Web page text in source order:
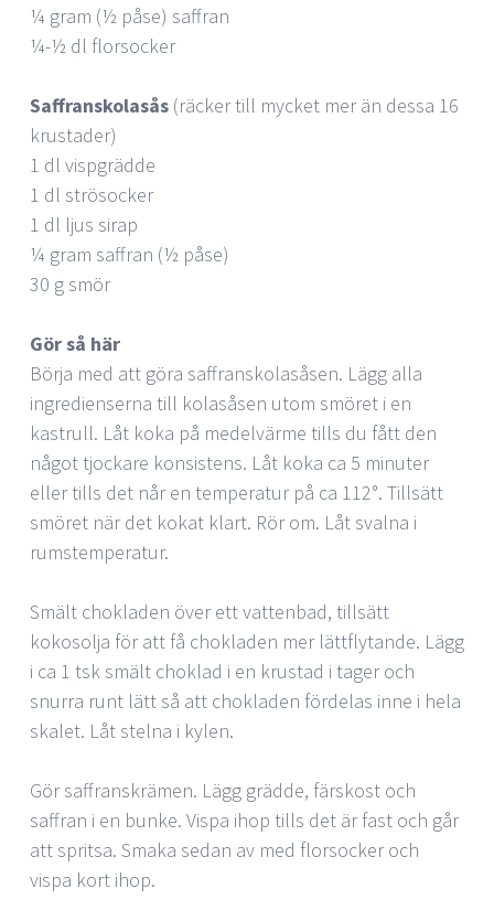
¼ gram (½ påse) saffran
¼-½ dl florsocker
Saffranskolasås (räcker till mycket mer än dessa 16
krustader)
1 dl vispgrädde
1 dl strösocker
1 dl ljus sirap
¼ gram saffran (½ påse)
30 g smör
Gör så här
Börja med att göra saffranskolasåsen. Lägg alla
ingredienserna till kolasåsen utom smöret i en
kastrull. Låt koka på medelvärme tills du fått den
något tjockare konsistens. Låt koka ca 5 minuter
eller tills det når en temperatur på ca 112°. Tillsätt
smöret när det kokat klart. Rör om. Låt svalna i
rumstemperatur.
Smält chokladen över ett vattenbad, tillsätt
kokosolja för att få chokladen mer lättflytande. Lägg
i ca 1 tsk smält choklad i en krustad i tager och
snurra runt lätt så att chokladen fördelas inne i hela
skalet. Låt stelna i kylen.
Gör saffranskrämen. Lägg grädde, färskost och
saffran i en bunke. Vispa ihop tills det är fast och går
att spritsa. Smaka sedan av med florsocker och
vispa kort ihop.